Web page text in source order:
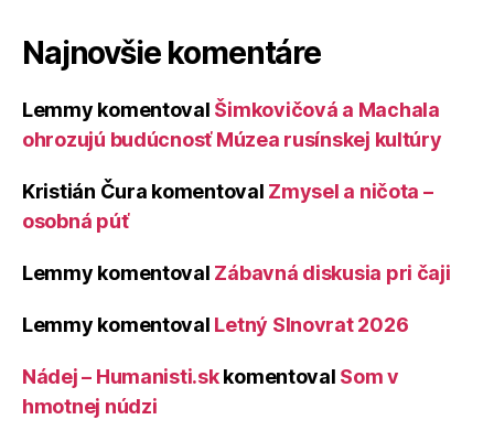
Najnovšie komentáre
Lemmy komentoval Šimkovičová a Machala
ohrozujú budúcnosť Múzea rusínskej kultúry
Kristián Čura komentoval Zmysel a ničota –
osobná púť
Lemmy komentoval Zábavná diskusia pri čaji
Lemmy komentoval Letný Slnovrat 2026
Nádej – Humanisti.skkomentoval Som v
hmotnej núdzi